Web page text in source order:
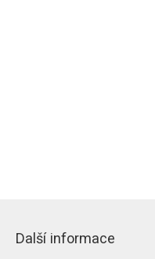
Další informace